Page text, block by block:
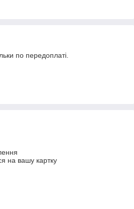
по передоплаті.
на вашу картку